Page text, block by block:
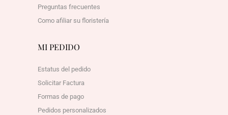
Preguntas frecuentes
Como afiliar su floristería
MI PEDIDO
Estatus del pedido
Solicitar Factura
Formas de pago
Pedidos personalizados